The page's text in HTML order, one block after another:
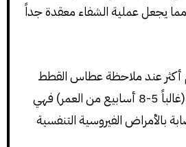
مما يجعل عملية الشفاء معقدة جداً
أكثر عند ملاحظة عطاس القطط
الصغيرة بشكل خاص (غالباً 5-8 أسابيع من العمر) فهي
بالأمراض الفيروسية التنفسية